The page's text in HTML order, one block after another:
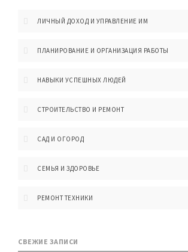
ЛИЧНЫЙ ДОХОД И УПРАВЛЕНИЕ ИМ
ПЛАНИРОВАНИЕ И ОРГАНИЗАЦИЯ РАБОТЫ
НАВЫКИ УСПЕШНЫХ ЛЮДЕЙ
СТРОИТЕЛЬСТВО И РЕМОНТ
САД И ОГОРОД
СЕМЬЯ И ЗДОРОВЬЕ
РЕМОНТ ТЕХНИКИ
СВЕЖИЕ ЗАПИСИ